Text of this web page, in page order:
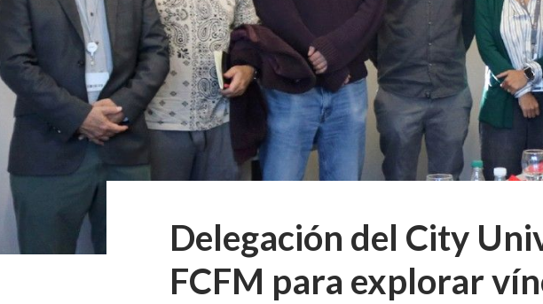
Delegación del City
FCFM para explorar